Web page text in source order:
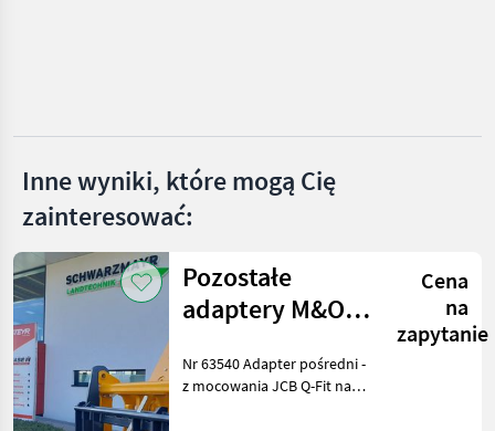
SAT
Pokaż
14
MODEL
Inne wyniki, które mogą Cię
zainteresować:
Pozostałe
adaptery M&O
do EURO
Cena
na
zapytanie
Nr 63540 Adapter pośredni -
z mocowania JCB Q-Fit na